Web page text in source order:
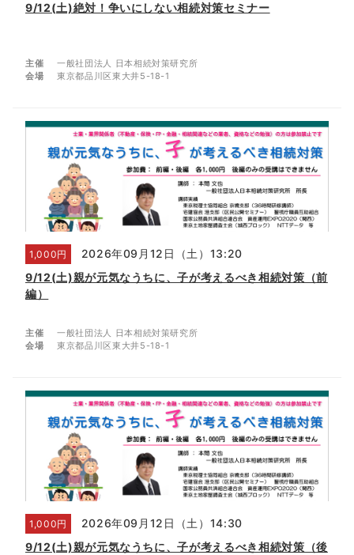
9/12(土)絶対！争いにしない相続対策セミナー
主催
一般社団法人 日本相続対策研究所
会場
東京都品川区東大井5-18-1
1,000円
2026年09月12日（土）13:20
9/12(土)親が元気なうちに、子が考えるべき相続対策（前
編）
主催
一般社団法人 日本相続対策研究所
会場
東京都品川区東大井5-18-1
1,000円
2026年09月12日（土）14:30
9/12(土)親が元気なうちに、子が考えるべき相続対策（後